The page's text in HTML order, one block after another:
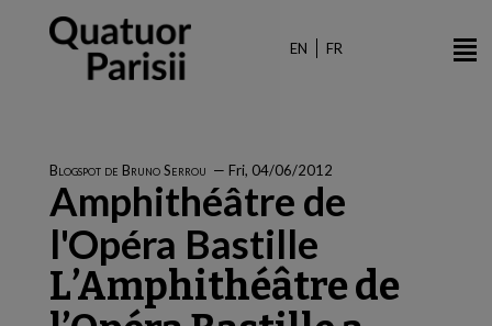
EN FR
Blogspot de Bruno Serrou — Fri, 04/06/2012
Amphithéâtre de
l'Opéra Bastille
L’Amphithéâtre de